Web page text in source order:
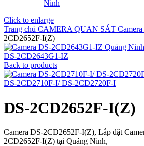
Click to enlarge
Trang chủ CAMERA QUAN SÁT
2CD2652F-I(Z)
DS-2CD2643G1-IZ
Back to products
DS-2CD2710F-I/ DS-2CD2720F-I
DS-2CD2652F-I(Z)
Camera DS-2CD2652F-I(Z), Lắp đặt
2CD2652F-I(Z) tại Quảng Ninh,